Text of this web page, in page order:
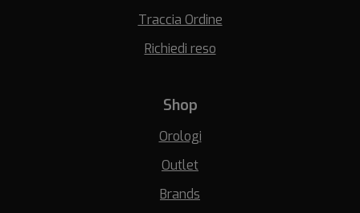
Traccia Ordine
Richiedi reso
Shop
Orologi
Outlet
Brands